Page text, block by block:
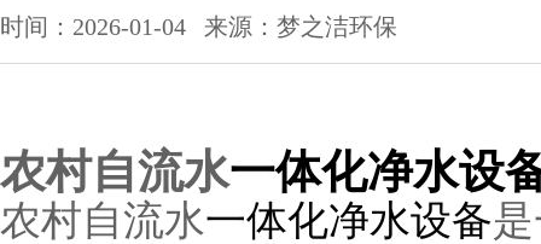
时间：2026-01-04 来源：梦之洁环保
农村自流水一体化净水设
农村自流水一体化净水设备